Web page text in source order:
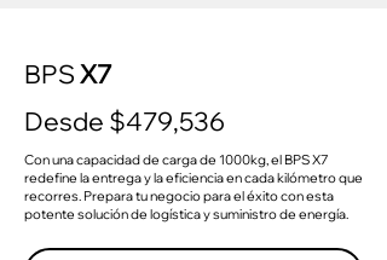
BPSX7
Desde $479,536
Con una capacidad de carga de 1000kg, el BPS X7
redefine la entrega y la eficiencia en cada kilómetro que
recorres. Prepara tu negocio para el éxito con esta
potente solución de logística y suministro de energía.